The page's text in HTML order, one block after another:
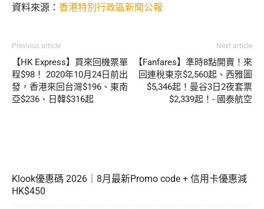
資料來源： 香港特別行政區新聞公報
Previous article
【HK Express】買來回機票單
程$98！ 2020年10月24日前出
發，香港來回台灣$196、東南
亞$236、日韓$316起
Next article
【Fanfares】準時8點開賣！來
回連稅東京$2,560起、西雅圖
$5,346起！曼谷3日2夜套票
$2,339起！- 國泰航空
Klook優惠碼 2026｜8月最新Promo code + 信用卡優惠減
HK$450